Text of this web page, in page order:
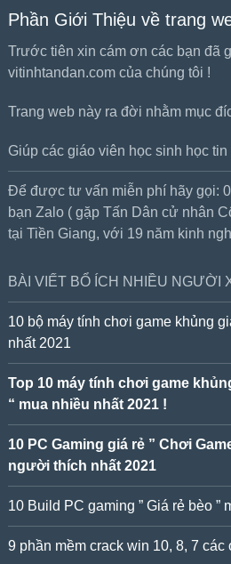
Phần Giới Thiệu về trang
Trước tiên xin cám ơn các bạn đã
vitinhtandan.com của chúng tôi !
Trang web này ra đời nhằm mục
Giúp các giáo viên học sinh học
Để được tư vấn miễn phí hãy gọi:
bạn Zalo ( gặp Tấn Dân cử nhân
tại Tiền Giang, với 19 năm kinh
BÀI VIẾT BỔ ÍCH NHIỀU NGƯỜI
10 bộ máy tính chơi game khủng
nhất 2021
Top 10 máy tính chơi game
“ mua nhiều nhất 2021 !
10 PC Gaming giá rẻ ” Chơi
người thích nhất 2021
10 Build PC gaming ” Giá rẻ bèo ”
9 phần mềm crack win 10, 8, 7 các